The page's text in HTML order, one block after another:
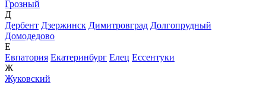
Грозный
Д
Дербент Дзержинск Димитровград Долгопрудный
Домодедово
Е
Евпатория Екатеринбург Елец Ессентуки
Ж
Жуковский